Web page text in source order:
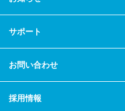
サポート
お問い合わせ
採用情報